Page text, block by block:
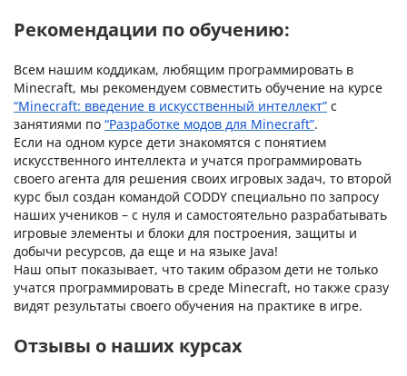
Рекомендации по обучению:
Всем нашим коддикам, любящим программировать в
Minecraft, мы рекомендуем совместить обучение на курсе
“Minecraft: введение в искусственный интеллект” с
занятиями по “Разработке модов для Minecraft”.
Если на одном курсе дети знакомятся с понятием
искусственного интеллекта и учатся программировать
своего агента для решения своих игровых задач, то второй
курс был создан командой CODDY специально по запросу
наших учеников – с нуля и самостоятельно разрабатывать
игровые элементы и блоки для построения, защиты и
добычи ресурсов, да еще и на языке Java!
Наш опыт показывает, что таким образом дети не только
учатся программировать в среде Minecraft, но также сразу
видят результаты своего обучения на практике в игре.
Отзывы о наших курсах